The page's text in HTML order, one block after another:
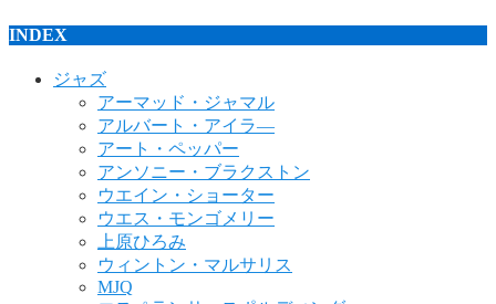
INDEX
ジャズ
アーマッド・ジャマル
アルバート・アイラ―
アート・ペッパー
アンソニー・ブラクストン
ウエイン・ショーター
ウエス・モンゴメリー
上原ひろみ
ウィントン・マルサリス
MJQ